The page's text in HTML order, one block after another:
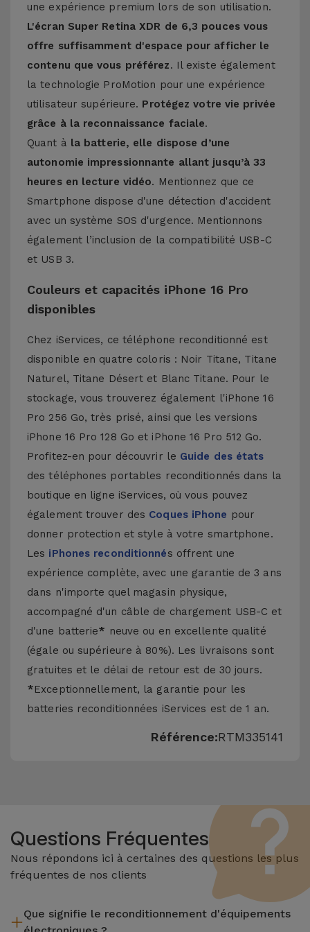
une expérience premium lors de son utilisation.
L'écran Super Retina XDR de 6,3 pouces vous
offre suffisamment d'espace pour afficher le
contenu que vous préférez. Il existe également
la technologie ProMotion pour une expérience
utilisateur supérieure. Protégez votre vie privée
grâce à la reconnaissance faciale.
Quant à la batterie, elle dispose d’une
autonomie impressionnante allant jusqu’à 33
heures en lecture vidéo. Mentionnez que ce
Smartphone dispose d'une détection d'accident
avec un système SOS d'urgence. Mentionnons
également l’inclusion de la compatibilité USB-C
et USB 3.
Couleurs et capacités iPhone 16 Pro
disponibles
Chez iServices, ce téléphone reconditionné est
disponible en quatre coloris : Noir Titane, Titane
Naturel, Titane Désert et Blanc Titane. Pour le
stockage, vous trouverez également l'iPhone 16
Pro 256 Go, très prisé, ainsi que les versions
iPhone 16 Pro 128 Go et iPhone 16 Pro 512 Go.
Profitez-en pour découvrir le Guide des états
des téléphones portables reconditionnés dans la
boutique en ligne iServices, où vous pouvez
également trouver des Coques iPhone pour
donner protection et style à votre smartphone.
Les iPhones reconditionnés offrent une
expérience complète, avec une garantie de 3 ans
dans n'importe quel magasin physique,
accompagné d'un câble de chargement USB-C et
d'une batterie* neuve ou en excellente qualité
(égale ou supérieure à 80%). Les livraisons sont
gratuites et le délai de retour est de 30 jours.
*Exceptionnellement, la garantie pour les
batteries reconditionnées iServices est de 1 an.
Référence:RTM335141
Questions Fréquentes
Nous répondons ici à certaines des questions les plus
fréquentes de nos clients
Que signifie le reconditionnement d'équipements